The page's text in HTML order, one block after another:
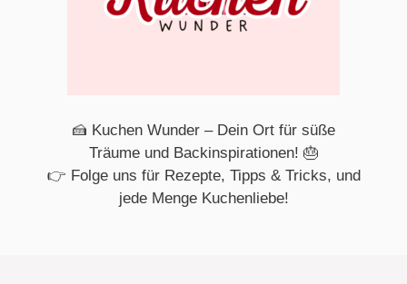
🍰 Kuchen Wunder – Dein Ort für süße
Träume und Backinspirationen! 🎂
👉 Folge uns für Rezepte, Tipps & Tricks, und
jede Menge Kuchenliebe!